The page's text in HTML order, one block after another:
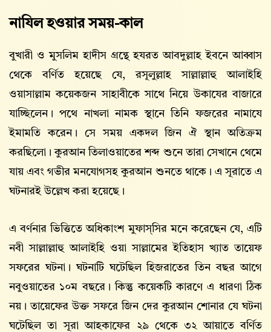
নাযিল হওয়ার সময়-কাল
বুখারী ও মুসলিম হাদীস গ্রন্থে হযরত আবদুল্লাহ ইবনে আব্বাস
থেকে বর্ণিত হয়েছে যে, রসূলুল্লাহ সাল্লাল্লাহু আলাইহি
ওয়াসাল্লাম কয়েকজন সাহাবীকে সাথে নিয়ে উকাযের বাজারে
যাচ্ছিলেন। পথে নাখলা নামক স্থানে তিনি ফজরের নামাযে
ইমামতি করেন। সে সময় একদল জিন ঐ স্থান অতিক্রম
করছিলো। কুরআন তিলাওয়াতের শব্দ শুনে তারা সেখানে থেমে
যায় এবং গভীর মনযোগসহ কুরআন শুনতে থাকে। এ সূরাতে এ
ঘটনারই উল্লেখ করা হয়েছে।
এ বর্ণনার ভিত্তিতে অধিকাংশ মুফাস্সির মনে করেছেন যে, এটি
নবী সাল্লাল্লাহু আলাইহি ওয়া সাল্লামের ইতিহাস খ্যাত তায়েফ
সফরের ঘটনা। ঘটনাটি ঘটেছিল হিজরাতের তিন বছর আগে
নবুওয়াতের ১০ম বছরে। কিন্তু কয়েকটি কারণে এ ধারণা ঠিক
নয়। তায়েফের উক্ত সফরে জিন দের কুরআন শোনার যে ঘটনা
ঘটেছিল তা সূরা আহকাফের ২৯ থেকে ৩২ আয়াতে বর্ণিত